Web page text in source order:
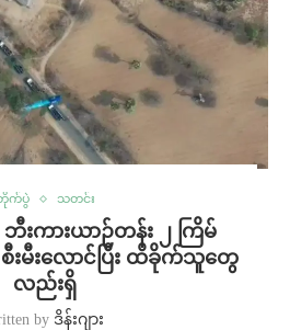
က်ပွဲ သတင်း
းကားယာဉ်တန်း ၂ ကြိမ်
မီးလောင်ပြီး ထိခိုက်သူတွေ
လည်းရှိ
by ဒိန်းဂျား